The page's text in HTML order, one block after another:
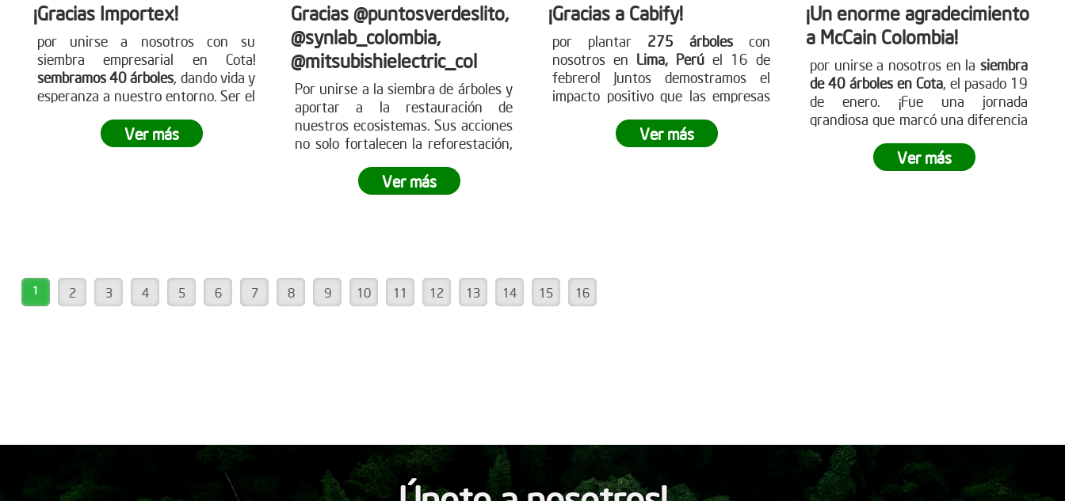
¡Gracias Importex!
por unirse a nosotros con su
siembra empresarial en Cota!
sembramos 40 árboles, dando vida y
esperanza a nuestro entorno. Ser el
como estas. ¿Tu empresa está lista
para ser parte de este movimiento
Ver más
Gracias @puntosverdeslito,
@synlab_colombia,
@mitsubishielectric_col
Por unirse a la siembra de árboles y
aportar a la restauración de
nuestros ecosistemas. Sus acciones
no solo fortalecen la reforestación,
de hábitats, la captura de CO? y la
construcción de un futuro
Ver más
¡Gracias a Cabify!
por plantar 275 árboles con
nosotros en Lima, Perú el 16 de
febrero! Juntos demostramos el
impacto positivo que las empresas
Juntos, dimos un paso gigante hacia
la reforestación y demostramos lo
www.reddearboles.org
Ver más
¡Un enorme agradecimiento
a McCain Colombia!
por unirse a nosotros en la siembra
de 40 árboles en Cota, el pasado 19
de enero. ¡Fue una jornada
grandiosa que marcó una diferencia
demuestran que juntos podemos
crear impactos positivos en nuestro
Ver más
1 2 3 4 5 6 7 8 9 10 11 12 13 14 15 16